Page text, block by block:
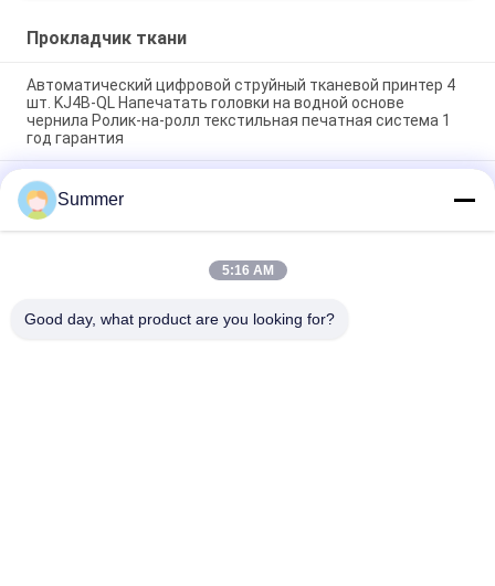
Прокладчик ткани
Автоматический цифровой струйный тканевой принтер 4
шт. KJ4B-QL Напечатать головки на водной основе
чернила Ролик-на-ролл текстильная печатная система 1
год гарантия
3200мм Большой принтер тканей с нагревателем для
хлопковых и полиэфирных материалов
печатная машина для хлопчатника и полиэфирной ткани
чернила текстильная принтер с дальним инфракрасным
Summer
5:16 AM
Good day, what product are you looking for?